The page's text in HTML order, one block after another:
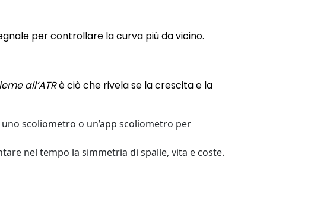
per controllare la curva più da vicino.
all’ATRè ciò che rivela se la crescita e la
scoliometro o un’app scoliometro per
nel tempo la simmetria di spalle, vita e coste.